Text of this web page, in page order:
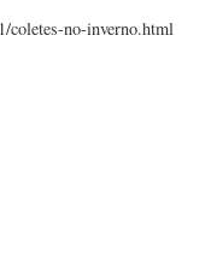
coletes-no-inverno.html